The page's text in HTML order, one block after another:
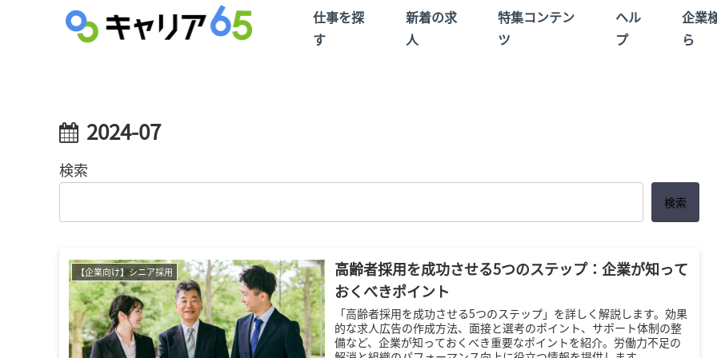
仕事を探
す
新着の求
人
特集コンテン
ツ
ヘル
プ
企業
ら
2024-07
検索
検索
【企業向け】シニア採用
高齢者採用を成功させる5つのステップ：企業が知って
おくべきポイント
「高齢者採用を成功させる5つのステップ」を詳しく解説します。効果
的な求人広告の作成方法、面接と選考のポイント、サポート体制の整
備など、企業が知っておくべき重要なポイントを紹介。労働力不足の